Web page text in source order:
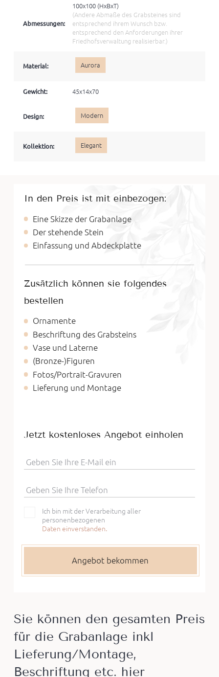
Abmessungen:
100x100 (HxBхT)
(Andere Abmaße des Grabsteines sind
entsprechend ihrem Wunsch bzw.
entsprechend den Anforderungen ihrer
Friedhofsverwaltung realisierbar.)
Material: Aurora
Gewicht: 45x14x70
Design: Modern
Kollektion: Elegant
In den Preis ist mit einbezogen:
Eine Skizze der Grabanlage
Der stehende Stein
Einfassung und Abdeckplatte
Zusätzlich können sie folgendes
bestellen
Ornamente
Beschriftung des Grabsteins
Vase und Laterne
(Bronze-)Figuren
Fotos/Portrait-Gravuren
Lieferung und Montage
Jetzt kostenloses Angebot einholen
Geben Sie Ihre E-Mail ein
Geben Sie Ihre Telefon
Ich bin mit der Verarbeitung aller
personenbezogenen
Daten einverstanden.
Sie können den gesamten Preis
für die Grabanlage inkl
Lieferung/Montage,
Beschriftung etc. hier